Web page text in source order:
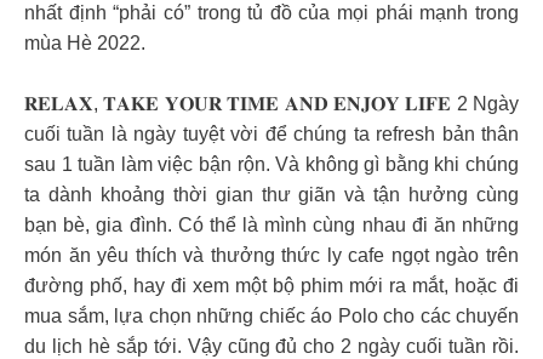
nhất định “phải có” trong tủ đồ của mọi phái mạnh trong
mùa Hè 2022.
𝐑𝐄𝐋𝐀𝐗, 𝐓𝐀𝐊𝐄 𝐘𝐎𝐔𝐑 𝐓𝐈𝐌𝐄 𝐀𝐍𝐃 𝐄𝐍𝐉𝐎𝐘 𝐋𝐈𝐅𝐄 2 Ngày
cuối tuần là ngày tuyệt vời để chúng ta refresh bản thân
sau 1 tuần làm việc bận rộn. Và không gì bằng khi chúng
ta dành khoảng thời gian thư giãn và tận hưởng cùng
bạn bè, gia đình. Có thể là mình cùng nhau đi ăn những
món ăn yêu thích và thưởng thức ly cafe ngọt ngào trên
đường phố, hay đi xem một bộ phim mới ra mắt, hoặc đi
mua sắm, lựa chọn những chiếc áo Polo cho các chuyến
du lịch hè sắp tới. Vậy cũng đủ cho 2 ngày cuối tuần rồi.